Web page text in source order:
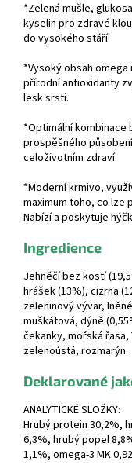
*Zelená mušle,
kyselin pro zdravé
do vysokého stáří
*Vysoký obsah
přírodní antioxidanty
lesk srsti.
*Optimální
prospěšného
celoživotním zdraví.
*Moderní krmivo,
maximum toho, co lze
Nabízí a poskytuje
Ingredience
Jehněčí bez kostí
hrášek (13%), cizrna
zeleninový vývar,
muškátová, dýně
čekanky, mořská řasa,
zelenoústá, rozmarýn.
Deklarované
ANALYTICKÉ SLOŽKY:
Hrubý protein 30,2%,
6,3%, hrubý popel
1,1%, omega-3 MK